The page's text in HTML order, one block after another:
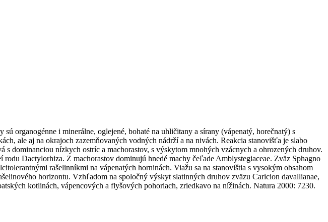
organogénne i minerálne, oglejené, bohaté na uhličitany a sírany (vápenatý, horečnatý) s
ale aj na okrajoch zazemňovaných vodných nádrží a na nivách. Reakcia stanovišťa je slabo
dominanciou nízkych ostríc a machorastov, s výskytom mnohých vzácnych a ohrozených druhov.
Dactylorhiza. Z machorastov dominujú hnedé machy čeľade Amblystegiaceae. Zväz Sphagno
rašelinníkmi na vápenatých horninách. Viažu sa na stanovištia s vysokým obsahom
horizontu. Vzhľadom na spoločný výskyt slatinných druhov zväzu Caricion davallianae,
kotlinách, vápencových a flyšových pohoriach, zriedkavo na nížinách. Natura 2000: 7230.